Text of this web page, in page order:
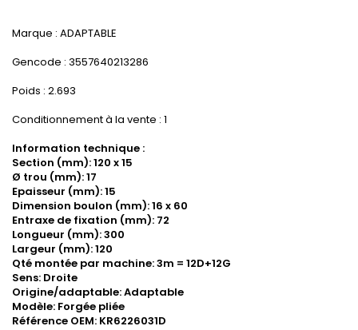
Marque : ADAPTABLE
Gencode : 3557640213286
Poids : 2.693
Conditionnement à la vente : 1
Information technique :
Section (mm): 120 x 15
Ø trou (mm): 17
Epaisseur (mm): 15
Dimension boulon (mm): 16 x 60
Entraxe de fixation (mm): 72
Longueur (mm): 300
Largeur (mm): 120
Qté montée par machine: 3m = 12D+12G
Sens: Droite
Origine/adaptable: Adaptable
Modèle: Forgée pliée
Référence OEM: KR6226031D